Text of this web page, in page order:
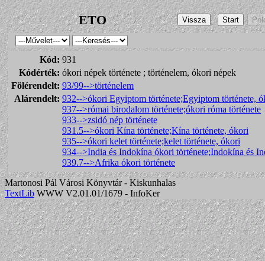
ETO
Kód: 931
Kódérték: ókori népek története ; történelem, ókori népek
Fölérendelt: 93/99-->történelem
Alárendelt: 932-->ókori Egyiptom története;Egyiptom története,
937-->római birodalom története;ókori róma története
933-->zsidó nép története
931.5-->ókori Kína története;Kína története, ókori
935-->ókori kelet története;kelet története, ókori
934-->India és Indokína ókori története;Indokína és
939.7-->Afrika ókori története
Martonosi Pál Városi Könyvtár - Kiskunhalas
TextLib WWW V2.01.01/1679 - InfoKer